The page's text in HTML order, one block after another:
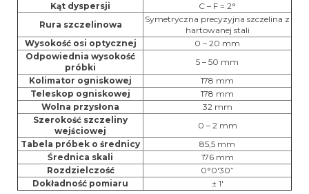
Kąt dyspersji
C – F = 2°
Rura szczelinowa
Symetryczna precyzyjna szczelina z
hartowanej stali
Wysokość osi optycznej
0 – 20 mm
Odpowiednia wysokość
próbki
5 – 50 mm
Kolimator ogniskowej
178 mm
Teleskop ogniskowej
178 mm
Wolna przysłona
32 mm
Szerokość szczeliny
wejściowej
0 – 2 mm
Tabela próbek o średnicy
85,5 mm
Średnica skali
176 mm
Rozdzielczość
0°0'30”
Dokładność pomiaru
± 1'